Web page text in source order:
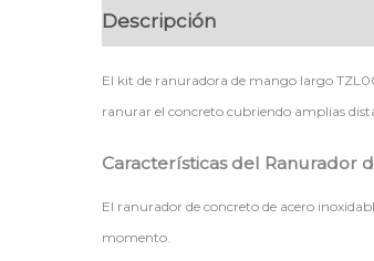
Descripción
El kit de ranuradora de mango largo
ranurar el concreto cubriendo amplias
Características del Ranurador
El ranurador de concreto de acero
momento.